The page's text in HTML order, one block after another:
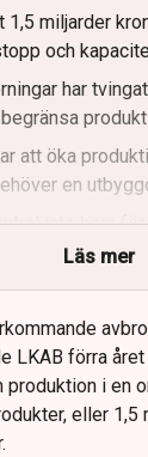
1,5 miljarder
och
har
att öka
en
inte bara
även för
kräver
kortare
är
Läs mer
LKAB förra
produktion i en
eller 1,5